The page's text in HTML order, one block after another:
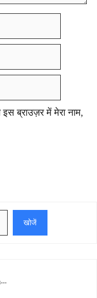
ब्राउज़र में मेरा नाम,
खोजें